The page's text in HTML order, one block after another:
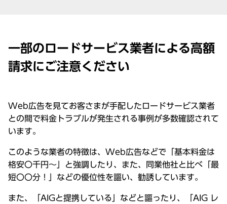
一部のロードサービス業者による高額
請求にご注意ください
Web広告を見てお客さまが手配したロードサービス業者
との間で料金トラブルが発生される事例が多数確認されて
います。
このような業者の特徴は、Web広告などで「基本料金は
格安〇千円～」と強調したり、また、同業他社と比べ「最
短〇〇分！」などの優位性を謳い、勧誘しています。
また、「AIGと提携している」などと謳ったり、「AIG レ